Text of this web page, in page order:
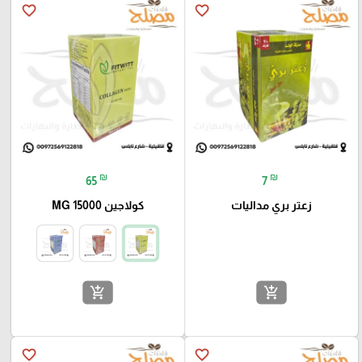
favorite_border
7 ₪
زعتر بري مداليات
add_shopping_cart
favorite_border
65 ₪
كولاجين 15000 MG
add_shopping_cart
favorite_border
favorite_border